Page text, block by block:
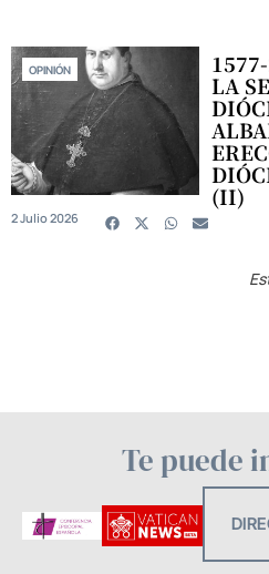
OPINIÓN
LA
(II)
2 Julio 2026
Te puede